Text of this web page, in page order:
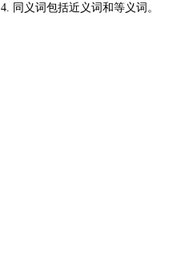
4. 同义词包括近义词和等义词。